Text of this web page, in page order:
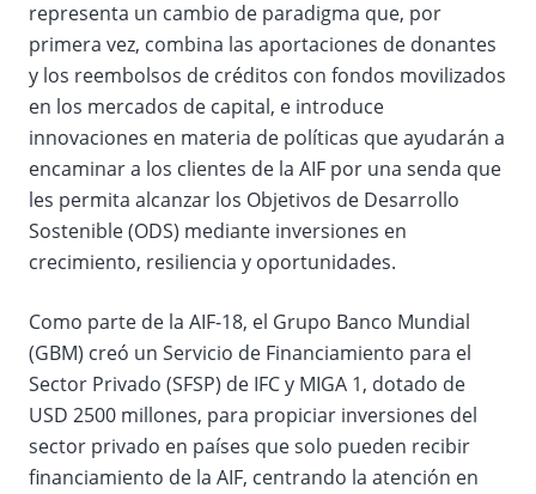
representa un cambio de paradigma que, por
primera vez, combina las aportaciones de donantes
y los reembolsos de créditos con fondos movilizados
en los mercados de capital, e introduce
innovaciones en materia de políticas que ayudarán a
encaminar a los clientes de la AIF por una senda que
les permita alcanzar los Objetivos de Desarrollo
Sostenible (ODS) mediante inversiones en
crecimiento, resiliencia y oportunidades.
Como parte de la AIF-18, el Grupo Banco Mundial
(GBM) creó un Servicio de Financiamiento para el
Sector Privado (SFSP) de IFC y MIGA 1, dotado de
USD 2500 millones, para propiciar inversiones del
sector privado en países que solo pueden recibir
financiamiento de la AIF, centrando la atención en